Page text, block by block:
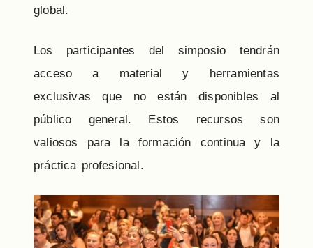
global.
Los participantes del simposio tendrán
acceso a material y herramientas
exclusivas que no están disponibles al
público general. Estos recursos son
valiosos para la formación continua y la
práctica profesional.